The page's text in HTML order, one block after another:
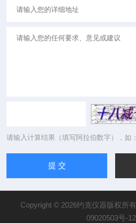
请输入计算结果（填写阿拉伯数字），如
Copyright © 2026约克仪器版权所
09020503号-12